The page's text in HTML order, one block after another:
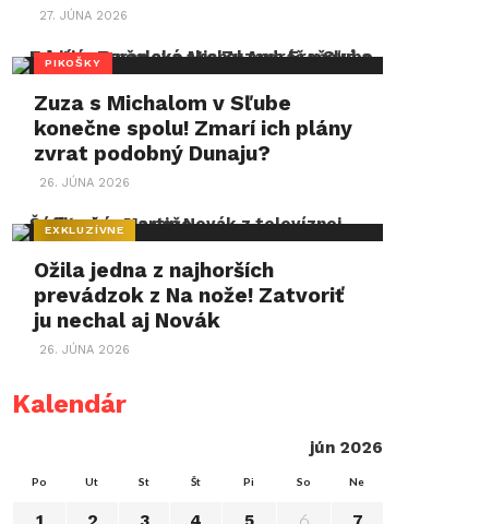
27. JÚNA 2026
PIKOŠKY
Zuza s Michalom v Sľube
konečne spolu! Zmarí ich plány
zvrat podobný Dunaju?
26. JÚNA 2026
EXKLUZÍVNE
Ožila jedna z najhorších
prevádzok z Na nože! Zatvoriť
ju nechal aj Novák
26. JÚNA 2026
Kalendár
jún 2026
Po Ut St Št Pi So Ne
6